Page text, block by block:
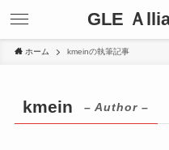
GLE Ａ
ホーム kmeinの執筆記事
kmein – Author –